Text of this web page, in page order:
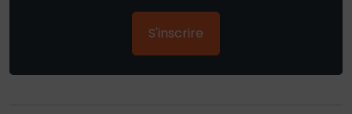
S'inscrire